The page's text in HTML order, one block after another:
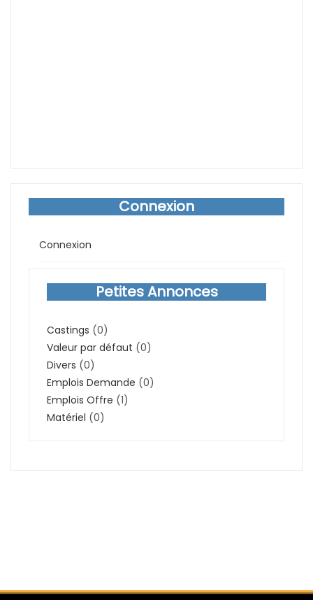
Connexion
Connexion
Petites Annonces
Castings (0)
Valeur par défaut (0)
Divers (0)
Emplois Demande (0)
Emplois Offre (1)
Matériel (0)